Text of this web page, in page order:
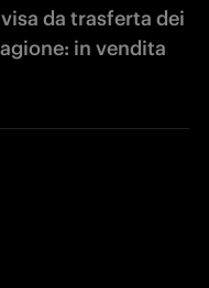
da trasferta dei
in vendita